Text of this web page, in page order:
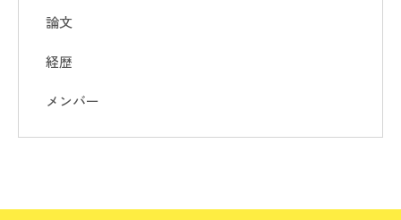
論文
経歴
メンバー